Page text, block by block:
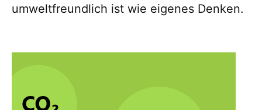
umweltfreundlich ist wie eigenes Denken.